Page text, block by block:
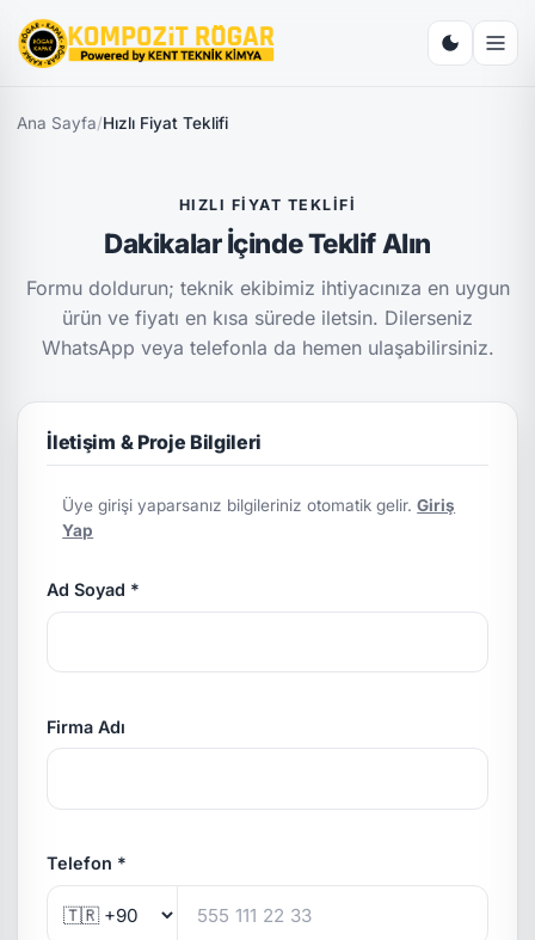
Ana Sayfa/Hızlı Fiyat Teklifi
HIZLI FIYAT TEKLIFI
Dakikalar İçinde Teklif Alın
Formu doldurun; teknik ekibimiz ihtiyacınıza en uygun
ürün ve fiyatı en kısa sürede iletsin. Dilerseniz
WhatsApp veya telefonla da hemen ulaşabilirsiniz.
İletişim & Proje Bilgileri
Üye girişi yaparsanız bilgileriniz otomatik gelir.Giriş
Yap
Ad Soyad *
Firma Adı
Telefon *